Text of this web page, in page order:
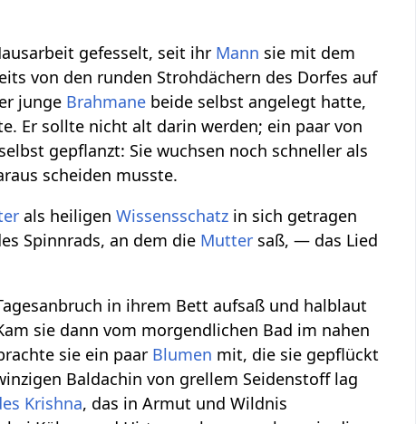
gefesselt, seit ihr Mann sie mit dem
von den runden Strohdächern des Dorfes auf
junge Brahmane beide selbst angelegt hatte,
Er sollte nicht alt darin werden; ein paar von
gepflanzt: Sie wuchsen noch schneller als
scheiden musste.
als heiligenWissensschatz in sich getragen
Spinnrads, an dem die Mutter saß, — das Lied
in ihrem Bett aufsaß und halblaut
sie dann vom morgendlichen Bad im nahen
sie ein paar Blumen mit, die sie gepflückt
Baldachin von grellem Seidenstoff lag
Krishna, das in Armut und Wildnis